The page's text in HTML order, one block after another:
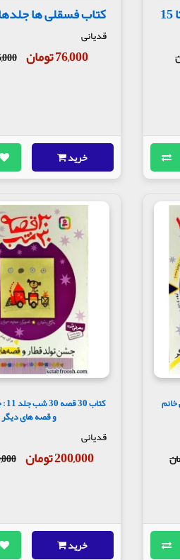
کتاب فسقلی ها جلدهای 31
قدیانی
76,000 تومان 95,000
خرید
: عروسی خانم
و قصه های دیگر
قدیانی
200,000 تومان
خرید